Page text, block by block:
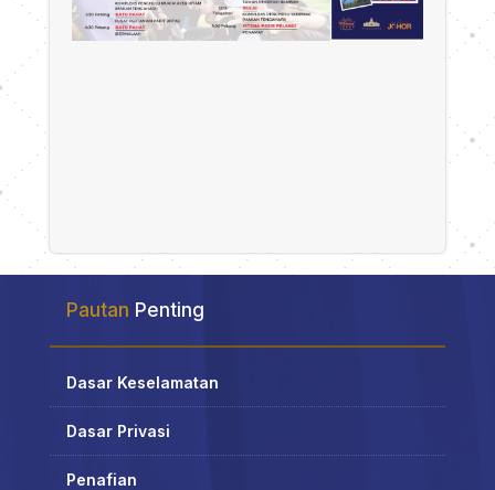
Pautan Penting
Dasar Keselamatan
Dasar Privasi
Penafian